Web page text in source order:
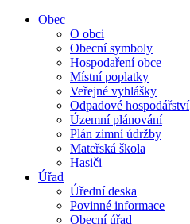
Obec
O obci
Obecní symboly
Hospodaření obce
Místní poplatky
Veřejné vyhlášky
Odpadové hospodářství
Územní plánování
Plán zimní údržby
Mateřská škola
Hasiči
Úřad
Úřední deska
Povinné informace
Obecní úřad